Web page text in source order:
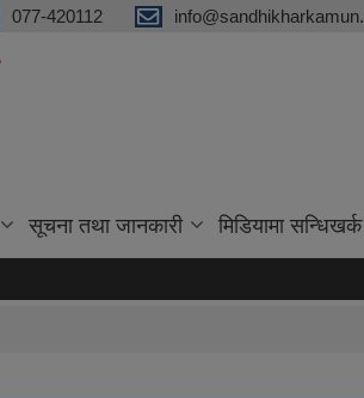
077-420112
सूचना तथा जानकारी मिडियामा सन्धिखर्क